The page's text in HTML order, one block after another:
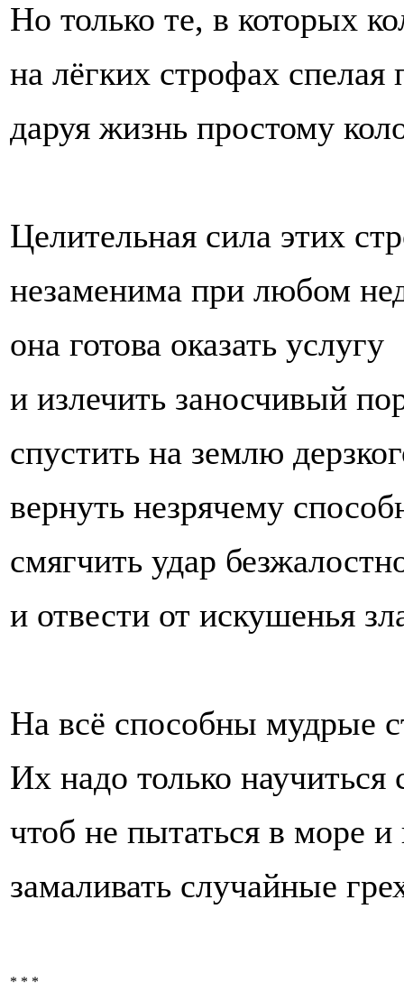
Но только те, в которых
на лёгких строфах
даруя жизнь простому
Целительная сила этих
незаменима при любом
она готова оказать услугу
и излечить заносчивый
спустить на землю
вернуть незрячему
смягчить удар
и отвести от искушенья
На всё способны мудрые
Их надо только научиться
чтоб не пытаться в море
замаливать случайные
* * *